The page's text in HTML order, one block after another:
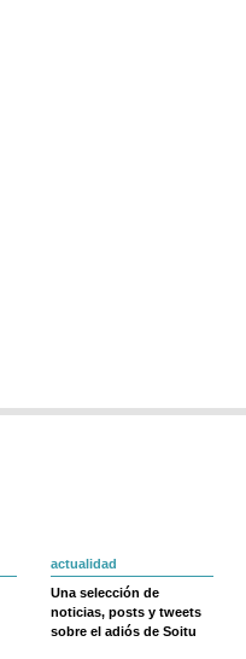
actualidad
Una selección de
noticias, posts y tweets
sobre el adiós de Soitu